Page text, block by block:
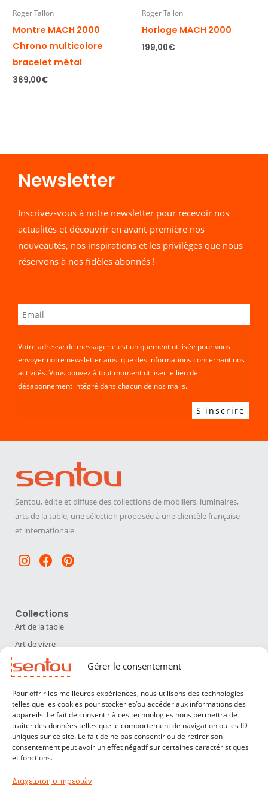
Gérer le consentement
Pour offrir les meilleures expériences, nous utilisons des technologies
telles que les cookies pour stocker et/ou accéder aux informations des
appareils. Le fait de consentir à ces technologies nous permettra de
traiter des données telles que le comportement de navigation ou les ID
uniques sur ce site. Le fait de ne pas consentir ou de retirer son
consentement peut avoir un effet négatif sur certaines caractéristiques
et fonctions.
Διαχείριση υπηρεσιών
Roger Tallon
Montre MACH 2000
Chrono multicolore
bracelet métal
369,00€
Roger Tallon
Horloge MACH 2000
199,00€
Newsletter​
Inscrivez-vous à notre newsletter pour recevoir nos
actualités et découvrir en avant-première nos
nouveautés, nos inspirations et les privilèges que nous
réservons à nos fidèles abonnés !
Votre adresse de messagerie est uniquement utilisée pour vous
envoyer notre newsletter ainsi que des informations concernant nos
activités. Vous pouvez à tout moment utiliser le lien de
désabonnement intégré dans chacun de nos mails.
Sentou, édite et diffuse des collections de mobiliers, luminaires,
arts de la table, une sélection proposée à une clientèle française
et internationale.
Instagram
Facebook
Pinterest
Collections
Art de la table
Art de vivre
Déco
Luminaires
Mobilier
Sentou
Qui sommes nous ?
Nos designers